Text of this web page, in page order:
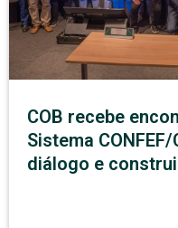
COB recebe
Sistema
diálogo e